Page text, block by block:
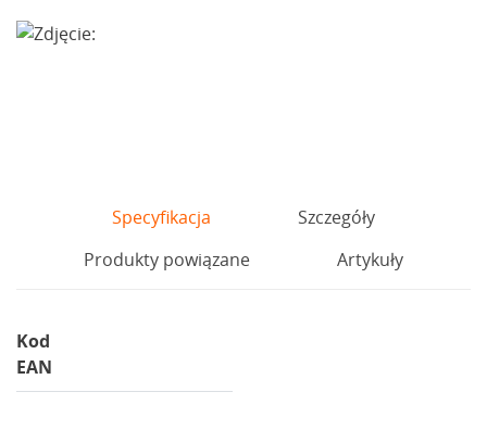
Specyfikacja
Szczegóły
Produkty powiązane
Artykuły
Kod
EAN